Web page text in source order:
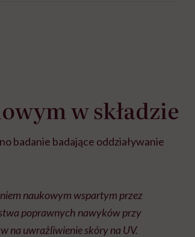
w składzie
badanie badające oddziaływanie
naukowym wspartym przez
poprawnych nawyków przy
na uwrażliwienie skóry na UV.